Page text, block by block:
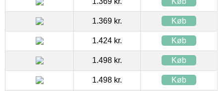
1.369 kr. Køb
1.424 kr. Køb
1.498 kr. Køb
1.498 kr. Køb